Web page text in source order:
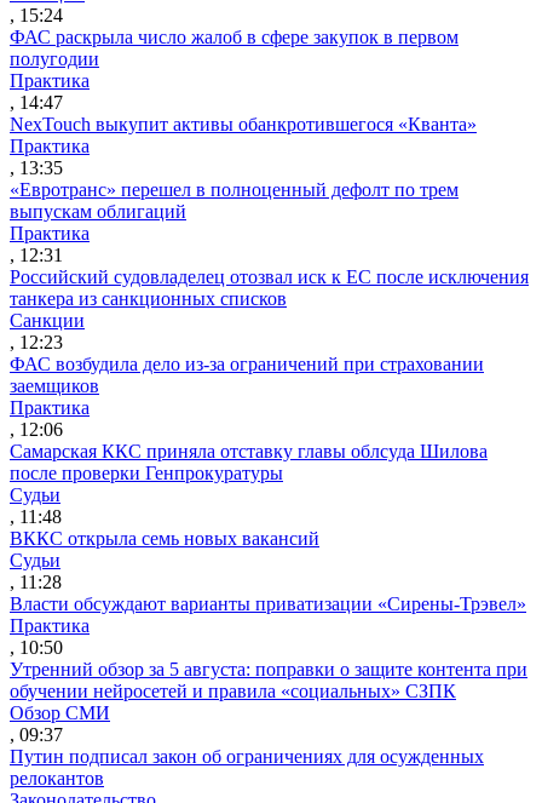
, 15:24
ФАС раскрыла число жалоб в сфере закупок в первом
полугодии
Практика
, 14:47
NexTouch выкупит активы обанкротившегося «Кванта»
Практика
, 13:35
«Евротранс» перешел в полноценный дефолт по трем
выпускам облигаций
Практика
, 12:31
Российский судовладелец отозвал иск к ЕС после исключения
танкера из санкционных списков
Санкции
, 12:23
ФАС возбудила дело из-за ограничений при страховании
заемщиков
Практика
, 12:06
Самарская ККС приняла отставку главы облсуда Шилова
после проверки Генпрокуратуры
Судьи
, 11:48
ВККС открыла семь новых вакансий
Судьи
, 11:28
Власти обсуждают варианты приватизации «Сирены-Трэвел»
Практика
, 10:50
Утренний обзор за 5 августа: поправки о защите контента при
обучении нейросетей и правила «социальных» СЗПК
Обзор СМИ
, 09:37
Путин подписал закон об ограничениях для осужденных
релокантов